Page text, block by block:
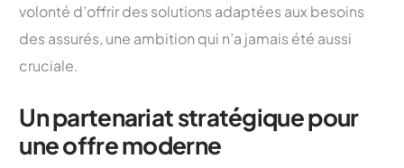
volonté d’offrir des solutions adaptées aux besoins
des assurés, une ambition qui n’a jamais été aussi
cruciale.
Un partenariat stratégique pour
une offre moderne